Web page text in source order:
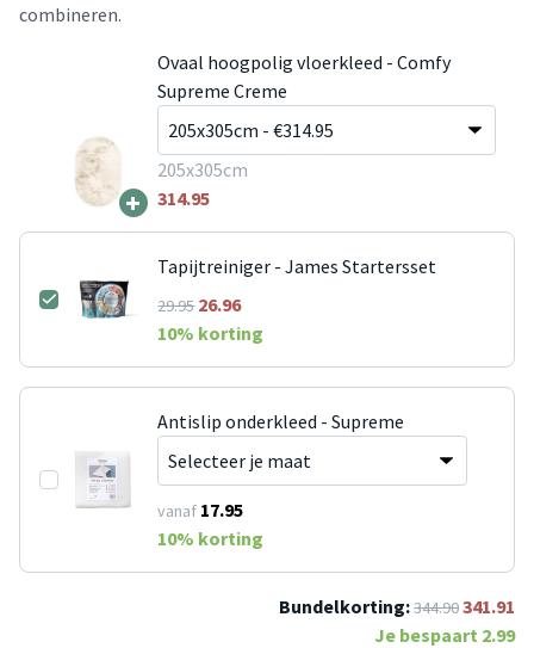
combineren.
+
Ovaal hoogpolig vloerkleed - Comfy
Supreme Creme
205x305cm
314.95
Tapijtreiniger - James Startersset
29.9526.96
10% korting
Antislip onderkleed - Supreme
vanaf 17.95
10% korting
Bundelkorting:344.90341.91
Je bespaart 2.99